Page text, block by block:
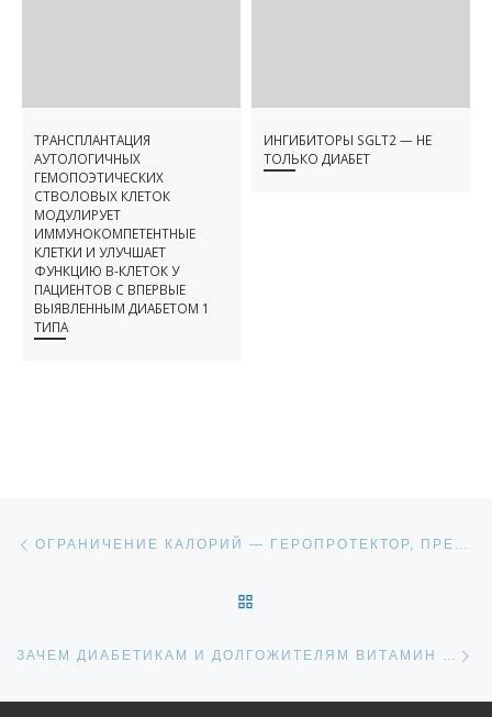
ТРАНСПЛАНТАЦИЯ
АУТОЛОГИЧНЫХ
ГЕМОПОЭТИЧЕСКИХ
СТВОЛОВЫХ КЛЕТОК
МОДУЛИРУЕТ
ИММУНОКОМПЕТЕНТНЫЕ
КЛЕТКИ И УЛУЧШАЕТ
ФУНКЦИЮ Β-КЛЕТОК У
ПАЦИЕНТОВ С ВПЕРВЫЕ
ВЫЯВЛЕННЫМ ДИАБЕТОМ 1
ТИПА
ИНГИБИТОРЫ SGLT2 — НЕ
ТОЛЬКО ДИАБЕТ
ОГРАНИЧЕНИЕ КАЛОРИЙ — ГЕРОПРОТЕКТОР, ПРЕДУПРЕЖДАЮЩИЙ ИНСУЛИНОРЕЗИСТЕНТНОСТЬ